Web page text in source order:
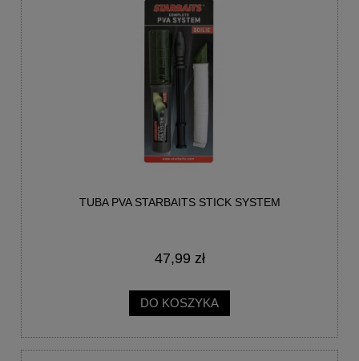
TUBA PVA STARBAITS STICK SYSTEM
47,99 zł
DO KOSZYKA